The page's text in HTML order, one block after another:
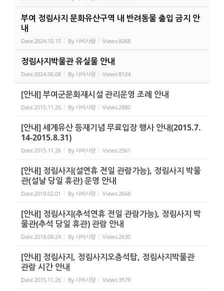
부여 정림사지 문화유산구역 내 반려동물 출입 금지 안
내
Date2024.10.15 By사비사랑 Views8268
정림사지박물관 유실물 안내
Date2024.06.08 By사비사랑 Views8124
[안내] 부여군문화재시설 관리운영 조례 안내
Date2015.11.26 By사비사랑 Views2880
[안내] 세계유산 등재기념 무료입장 행사 안내(2015.7.
14-2015.8.31)
Date2015.11.26 By사비사랑 Views2561
[안내] 정림사지(설연휴 전일 관람가능), 정림사지 박물
관(설날 당일 휴관) 운영 안내
Date2019.02.01 By사비사랑 Views2668
[안내] 정림사지(추석연휴 전일 관람가능), 정림사지 박
물관(추석 당일 휴관) 관람 안내
Date2018.09.24 By사비사랑 Views2630
[안내] 정림사지, 정림사지오층석탑, 정림사지박물관
관람 시간 안내
Date2015.11.26 By사비사랑 Views3579